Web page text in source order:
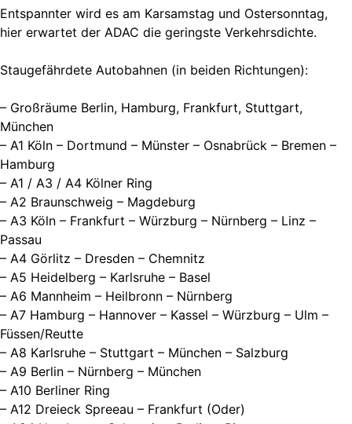
Entspannter wird es am Karsamstag und Ostersonntag,
hier erwartet der ADAC die geringste Verkehrsdichte.
Staugefährdete Autobahnen (in beiden Richtungen):
– Großräume Berlin, Hamburg, Frankfurt, Stuttgart,
München
– A1 Köln – Dortmund – Münster – Osnabrück – Bremen –
Hamburg
– A1 / A3 / A4 Kölner Ring
– A2 Braunschweig – Magdeburg
– A3 Köln – Frankfurt – Würzburg – Nürnberg – Linz –
Passau
– A4 Görlitz – Dresden – Chemnitz
– A5 Heidelberg – Karlsruhe – Basel
– A6 Mannheim – Heilbronn – Nürnberg
– A7 Hamburg – Hannover – Kassel – Würzburg – Ulm –
Füssen/Reutte
– A8 Karlsruhe – Stuttgart – München – Salzburg
– A9 Berlin – Nürnberg – München
– A10 Berliner Ring
– A12 Dreieck Spreeau – Frankfurt (Oder)